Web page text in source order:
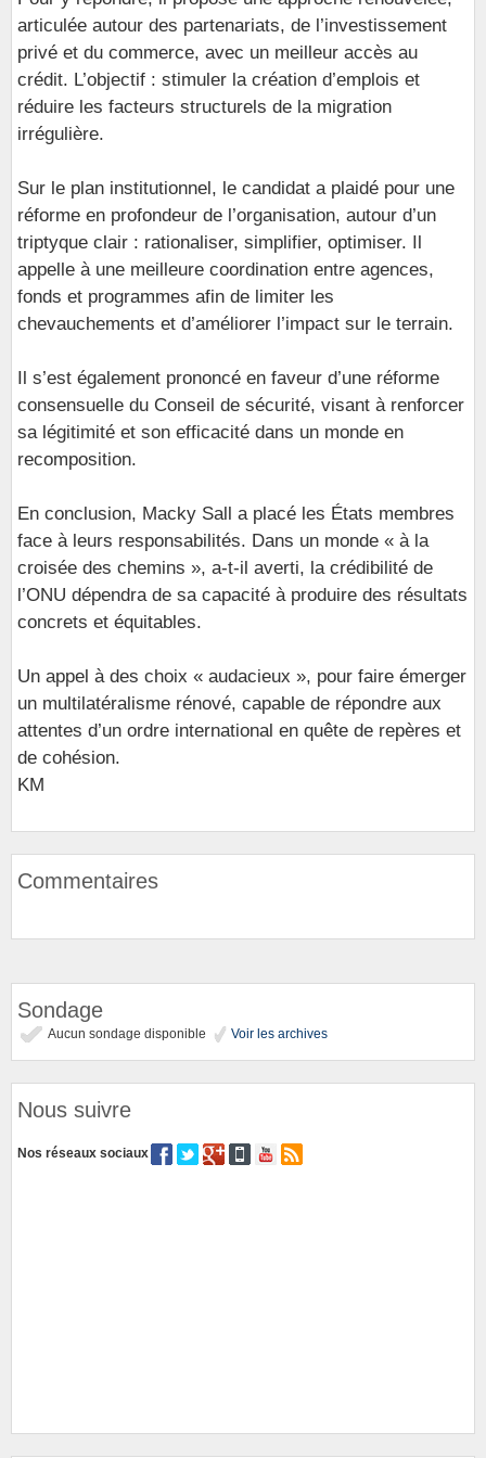
articulée autour des partenariats, de l’investissement
privé et du commerce, avec un meilleur accès au
crédit. L’objectif : stimuler la création d’emplois et
réduire les facteurs structurels de la migration
irrégulière.
Sur le plan institutionnel, le candidat a plaidé pour une
réforme en profondeur de l’organisation, autour d’un
triptyque clair : rationaliser, simplifier, optimiser. Il
appelle à une meilleure coordination entre agences,
fonds et programmes afin de limiter les
chevauchements et d’améliorer l’impact sur le terrain.
Il s’est également prononcé en faveur d’une réforme
consensuelle du Conseil de sécurité, visant à renforcer
sa légitimité et son efficacité dans un monde en
recomposition.
En conclusion, Macky Sall a placé les États membres
face à leurs responsabilités. Dans un monde « à la
croisée des chemins », a-t-il averti, la crédibilité de
l’ONU dépendra de sa capacité à produire des résultats
concrets et équitables.
Un appel à des choix « audacieux », pour faire émerger
un multilatéralisme rénové, capable de répondre aux
attentes d’un ordre international en quête de repères et
de cohésion.
KM
Commentaires
Sondage
Aucun sondage disponible Voir les archives
Nous suivre
Nos réseaux sociaux